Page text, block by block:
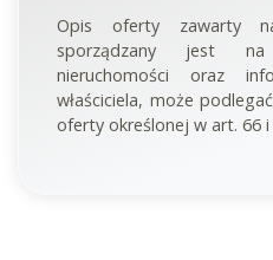
Opis oferty zawarty
sporządzany jest
nieruchomości oraz
właściciela, może
oferty określonej w art. 66 i